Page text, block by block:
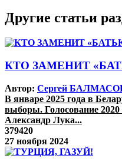
Другие статьи
КТО ЗАМЕНИТ
Автор: Сергей
В январе 2025 года в
выборы. Голосование 2020
Александр Лука...
379420
27 ноября 2024